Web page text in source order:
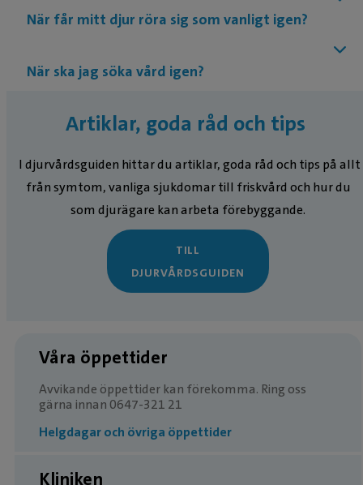
När får mitt djur röra sig som vanligt igen?
När ska jag söka vård igen?
Artiklar, goda råd och tips
I djurvårdsguiden hittar du artiklar, goda råd och tips på allt
från symtom, vanliga sjukdomar till friskvård och hur du
som djurägare kan arbeta förebyggande.
TILL
DJURVÅRDSGUIDEN
Våra öppettider
Avvikande öppettider kan förekomma. Ring oss
gärna innan 0647-321 21
Helgdagar och övriga öppettider
Kliniken